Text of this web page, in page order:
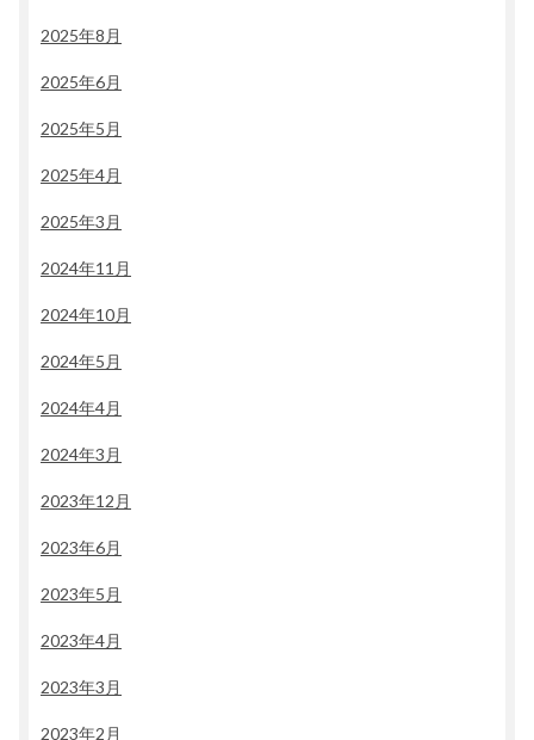
2025年8月
2025年6月
2025年5月
2025年4月
2025年3月
2024年11月
2024年10月
2024年5月
2024年4月
2024年3月
2023年12月
2023年6月
2023年5月
2023年4月
2023年3月
2023年2月